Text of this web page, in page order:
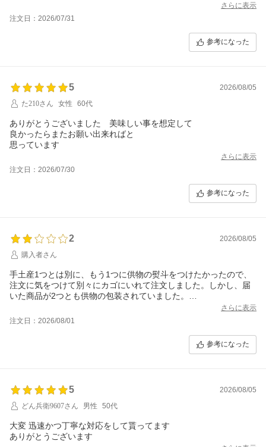
さらに表示
注文日：2026/07/31
参考になった
5
2026/08/05
た210さん
女性 60代
ありがとうございました 美味しい事を想定して
良かったらまたお願い出来ればと
思っています
さらに表示
注文日：2026/07/30
参考になった
2
2026/08/05
購入者さん
手土産1つとは別に、もう1つに供物の熨斗をつけたかったので、
注文に気をつけて別々にカゴにいれて注文しました。しかし、届
いた商品が2つとも供物の包装されていました。
包装が供物用なので、手土産として持っていく方はこのままとい
うわけにはいかず、包装紙を外すことになってしまいました。
さらに表示
注文日：2026/08/01
参考になった
5
2026/08/05
どん兵衛9607さん
男性 50代
大変 迅速かつ丁寧な対応をして貰ってます
ありがとうございます